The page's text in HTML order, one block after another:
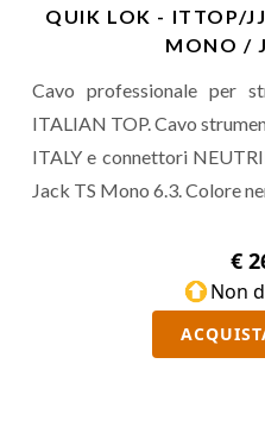
QUIK LOK - ITTOP/
MONO /
Cavo professionale per
ITALIAN TOP. Cavo
ITALY e connettori
Jack TS Mono 6.3. Colore
€
Non